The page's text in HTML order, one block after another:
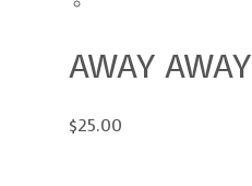
AWAY AWAY
$25.00